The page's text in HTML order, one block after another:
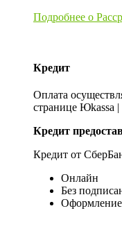
Подробнее о
Кредит
Оплата
странице
Кредит
Кредит от
Онлайн
Без